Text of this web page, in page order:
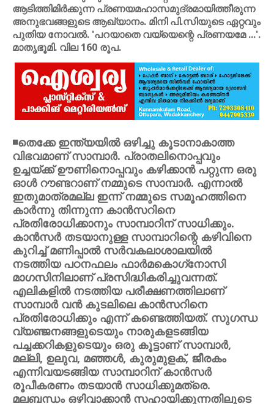
ആടിത്തിമിര്‍ക്കുന്ന പ്രണയമഹാസമുദ്രമായിത്തീരുന്ന
അനുഭവങ്ങളുടെ ആഖ്യാനം. മിനി പി.സിയുടെ ഏറ്റവും
പുതിയ നോവല്‍. 'പറയാതെ വയ്യെന്റെ പ്രണയമേ ...'.
മാതൃഭൂമി. വില 160 രൂപ.
◾തെക്കേ ഇന്ത്യയില്‍ ഒഴിച്ചു കൂടാനാകാത്ത
വിഭവമാണ് സാമ്പാര്‍. പ്രാതലിനൊപ്പവും
ഉച്ചയ്ക്ക് ഊണിനൊപ്പവും കഴിക്കാന്‍ പറ്റുന്ന ഒരു
ഓള്‍ റൗണ്ടറാണ് നമ്മുടെ സാമ്പാര്‍. എന്നാല്‍
ഇതുമാത്രമല്ല ഇന്ന് നമ്മുടെ സമൂഹത്തിനെ
കാര്‍ന്നു തിന്നുന്ന കാന്‍സറിനെ
പ്രതിരോധിക്കാനും സാമ്പാറിന് സാധിക്കും.
കാന്‍സര്‍ തടയാനുള്ള സാമ്പാറിന്റെ കഴിവിനെ
കുറിച്ച് മണിപ്പാല്‍ സര്‍വകലാശാലയില്‍
നടത്തിയ പഠനഫലം ഫാര്‍മകൊഗ്‌നോസി
മാഗസിനിലാണ് പ്രസിദ്ധികരിച്ചുവന്നത്.
എലികളില്‍ നടത്തിയ പരീക്ഷണത്തിലാണ്
സാമ്പാര്‍ വന്‍ കുടലിലെ കാന്‍സറിനെ
പ്രതിരോധിക്കും എന്ന് കണ്ടെത്തിയത്. സുഗന്ധ
വ്യഞ്ജനങ്ങളുടെയും നാരുകളടങ്ങിയ
പച്ചക്കറികളുടെയും ഒരു കൂട്ടാണ് സാമ്പാര്‍,
മല്ലി, ഉലുവ, മഞ്ഞള്‍, കുരുമുളക്, ജീരകം
എന്നിവയടങ്ങിയ സാമ്പാറിന് കാന്‍സര്‍
രൂപീകരണം തടയാന്‍ സാധിക്കുമത്രെ.
മലബന്ധം ഒഴിവാക്കാന്‍ സഹായിക്കുന്നതിലൂടെ